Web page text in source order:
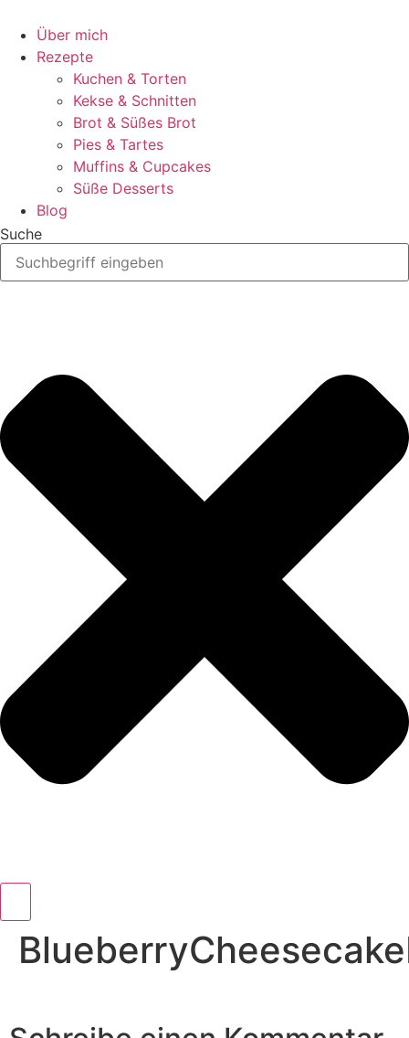
Über mich
Rezepte
Kuchen & Torten
Kekse & Schnitten
Brot & Süßes Brot
Pies & Tartes
Muffins & Cupcakes
Süße Desserts
Blog
Suche